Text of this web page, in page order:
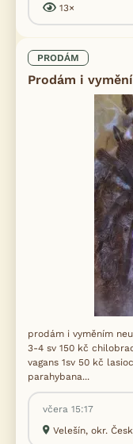
13×
PRODÁM
Prodám i
prodám i vyměním
3-4 sv 150 kč
vagans 1sv 50 kč
parahybana...
včera 15:17
Velešín, okr.